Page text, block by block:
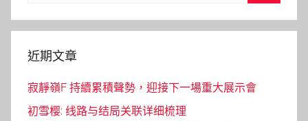
近期文章
寂靜嶺F 持續累積聲勢，迎接下一場重大展示會
初雪樱: 线路与结局关联详细梳理